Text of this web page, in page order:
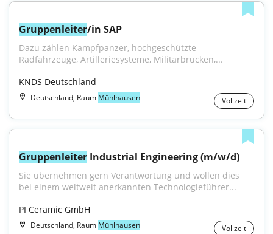
Gruppenleiter/in SAP
Dazu zählen Kampfpanzer, hochgeschützte
Radfahrzeuge, Artilleriesysteme, Militärbrücken,...
KNDS Deutschland
Deutschland, Raum Mühlhausen Vollzeit
Gruppenleiter Industrial Engineering (m/w/d)
Sie übernehmen gern Verantwortung und wollen dies
bei einem weltweit anerkannten Technologieführer...
PI Ceramic GmbH
Deutschland, Raum Mühlhausen Vollzeit